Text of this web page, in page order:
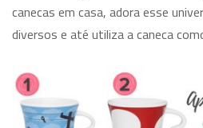
canecas em casa, adora esse
diversos e até utiliza a caneca